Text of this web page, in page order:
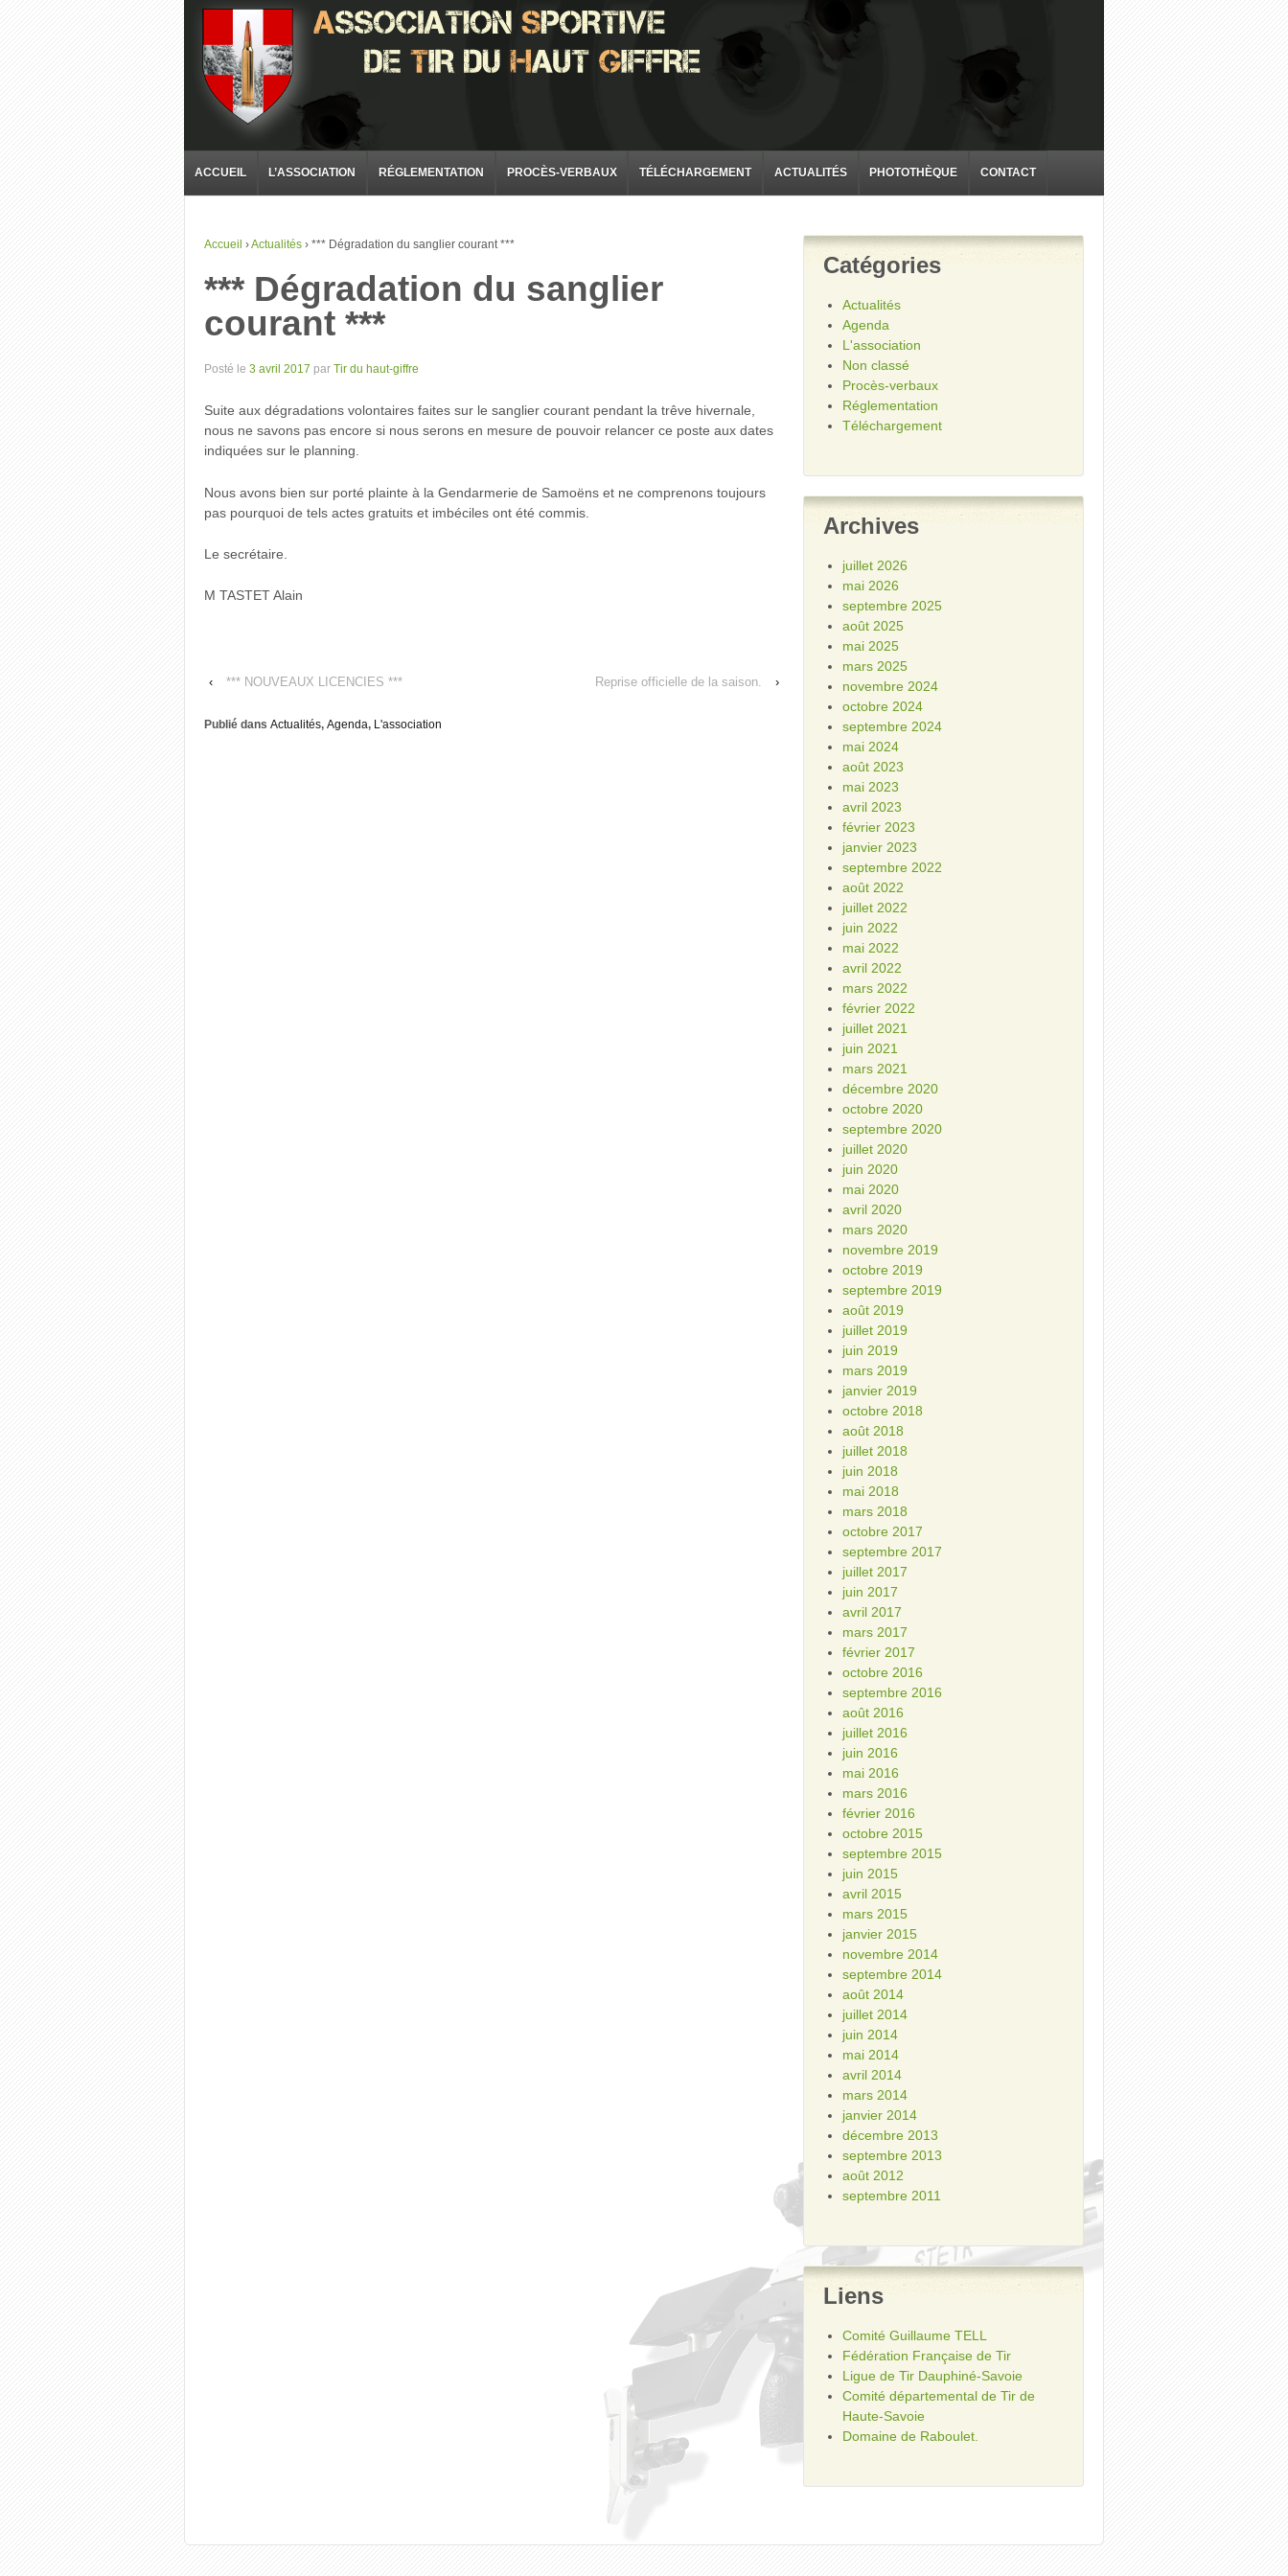
ACCUEIL L’ASSOCIATION RÉGLEMENTATION PROCÈS-VERBAUX TÉLÉCHARGEMENT ACTUALITÉS PHOTOTHÈQUE CONTACT
Accueil ›Actualités › *** Dégradation du sanglier courant ***
*** Dégradation du sanglier
courant ***
Posté le 3 avril 2017 par Tir du haut-giffre
Suite aux dégradations volontaires faites sur le sanglier courant pendant la trêve hivernale,
nous ne savons pas encore si nous serons en mesure de pouvoir relancer ce poste aux dates
indiquées sur le planning.
Nous avons bien sur porté plainte à la Gendarmerie de Samoëns et ne comprenons toujours
pas pourquoi de tels actes gratuits et imbéciles ont été commis.
Le secrétaire.
M TASTET Alain
‹ *** NOUVEAUX LICENCIES *** Reprise officielle de la saison. ›
Publié dans Actualités, Agenda, L'association
Catégories
Actualités
Agenda
L'association
Non classé
Procès-verbaux
Réglementation
Téléchargement
Archives
juillet 2026
mai 2026
septembre 2025
août 2025
mai 2025
mars 2025
novembre 2024
octobre 2024
septembre 2024
mai 2024
août 2023
mai 2023
avril 2023
février 2023
janvier 2023
septembre 2022
août 2022
juillet 2022
juin 2022
mai 2022
avril 2022
mars 2022
février 2022
juillet 2021
juin 2021
mars 2021
décembre 2020
octobre 2020
septembre 2020
juillet 2020
juin 2020
mai 2020
avril 2020
mars 2020
novembre 2019
octobre 2019
septembre 2019
août 2019
juillet 2019
juin 2019
mars 2019
janvier 2019
octobre 2018
août 2018
juillet 2018
juin 2018
mai 2018
mars 2018
octobre 2017
septembre 2017
juillet 2017
juin 2017
avril 2017
mars 2017
février 2017
octobre 2016
septembre 2016
août 2016
juillet 2016
juin 2016
mai 2016
mars 2016
février 2016
octobre 2015
septembre 2015
juin 2015
avril 2015
mars 2015
janvier 2015
novembre 2014
septembre 2014
août 2014
juillet 2014
juin 2014
mai 2014
avril 2014
mars 2014
janvier 2014
décembre 2013
septembre 2013
août 2012
septembre 2011
Liens
Comité Guillaume TELL
Fédération Française de Tir
Ligue de Tir Dauphiné-Savoie
Comité départemental de Tir de
Haute-Savoie
Domaine de Raboulet.